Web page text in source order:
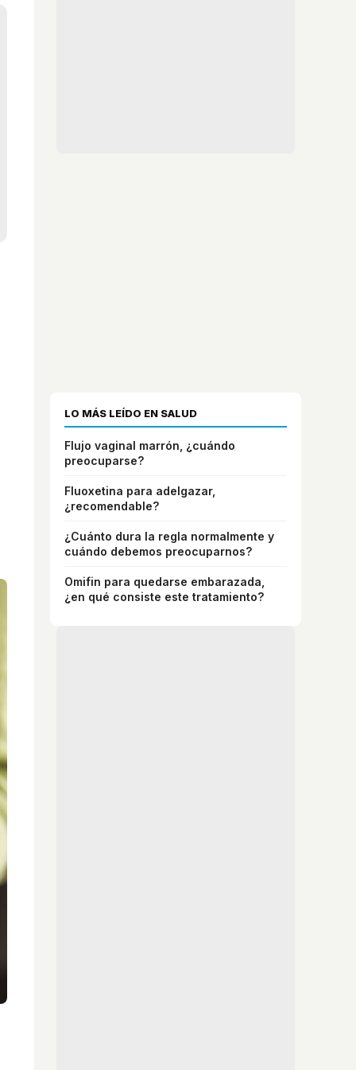
LO MÁS LEÍDO EN SALUD
Flujo vaginal marrón, ¿cuándo
preocuparse?
Fluoxetina para adelgazar,
¿recomendable?
¿Cuánto dura la regla normalmente y
cuándo debemos preocuparnos?
Omifin para quedarse embarazada,
¿en qué consiste este tratamiento?